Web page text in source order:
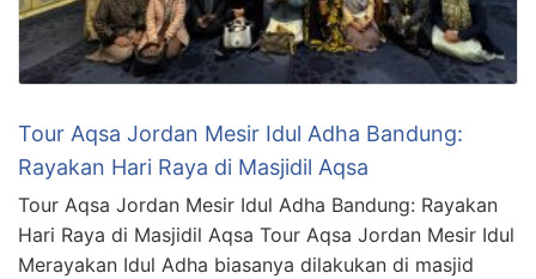
Tour Aqsa Jordan Mesir Idul Adha Bandung:
Rayakan Hari Raya di Masjidil Aqsa
Tour Aqsa Jordan Mesir Idul Adha Bandung: Rayakan
Hari Raya di Masjidil Aqsa Tour Aqsa Jordan Mesir Idul
Merayakan Idul Adha biasanya dilakukan di masjid